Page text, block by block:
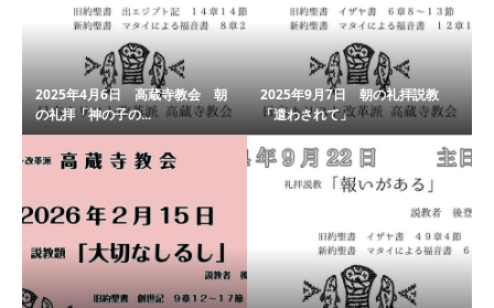
2025年4月6日 高蔵寺教会 朝
の礼拝「神の子の...
2025年9月7日 朝の礼拝説教
「遣わされて」